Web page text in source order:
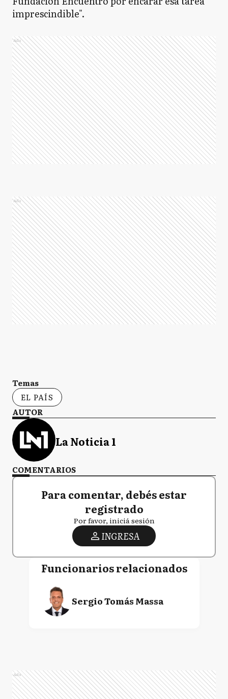
imprescindible".
Ads
Ads
Temas
EL PAÍS
AUTOR
La Noticia 1
COMENTARIOS
Para comentar, debés estar
registrado
Por favor, iniciá sesión
INGRESA
Funcionarios relacionados
Sergio Tomás Massa
Ads